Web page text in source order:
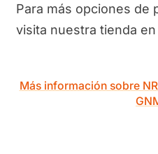
Para más opciones de
visita nuestra tienda en
Más información sobre